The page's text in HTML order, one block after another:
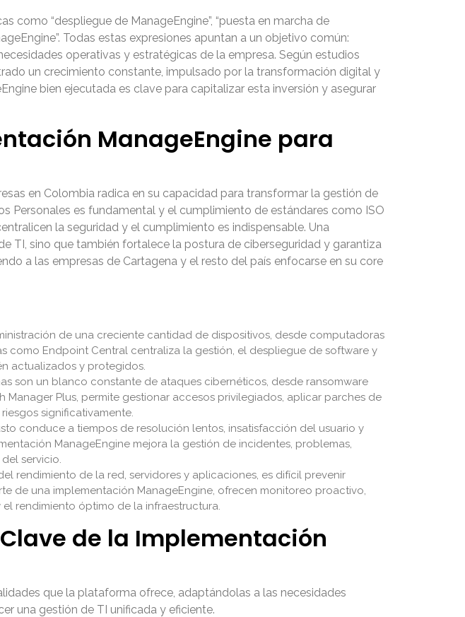
como “despliegue de ManageEngine”, “puesta en marcha de
Todas estas expresiones apuntan a un objetivo común:
operativas y estratégicas de la empresa. Según estudios
un crecimiento constante, impulsado por la transformación digital y
bien ejecutada es clave para capitalizar esta inversión y asegurar
ManageEngine para
en Colombia radica en su capacidad para transformar la gestión de
Personales es fundamental y el cumplimiento de estándares como ISO
la seguridad y el cumplimiento es indispensable. Una
TI, sino que también fortalece la postura de ciberseguridad y garantiza
a las empresas de Cartagena y el resto del país enfocarse en su core
de una creciente cantidad de dispositivos, desde computadoras
como Endpoint Central centraliza la gestión, el despliegue de software y
actualizados y protegidos.
son un blanco constante de ataques cibernéticos, desde ransomware
Manager Plus, permite gestionar accesos privilegiados, aplicar parches de
significativamente.
conduce a tiempos de resolución lentos, insatisfacción del usuario y
ManageEngine mejora la gestión de incidentes, problemas,
servicio.
rendimiento de la red, servidores y aplicaciones, es difícil prevenir
de una implementación ManageEngine, ofrecen monitoreo proactivo,
rendimiento óptimo de la infraestructura.
de la Implementación
que la plataforma ofrece, adaptándolas a las necesidades
una gestión de TI unificada y eficiente.